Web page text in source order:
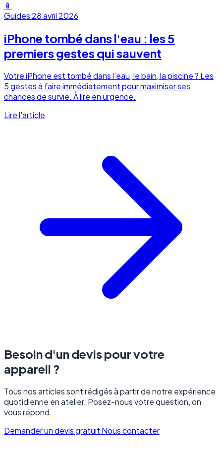
📱
Guides 28 avril 2026
iPhone tombé dans l'eau : les 5
premiers gestes qui sauvent
Votre iPhone est tombé dans l'eau, le bain, la piscine ? Les
5 gestes à faire immédiatement pour maximiser ses
chances de survie. À lire en urgence.
Lire l'article
Besoin d'un devis pour votre
appareil ?
Tous nos articles sont rédigés à partir de notre expérience
quotidienne en atelier. Posez-nous votre question, on
vous répond.
Demander un devis gratuit Nous contacter